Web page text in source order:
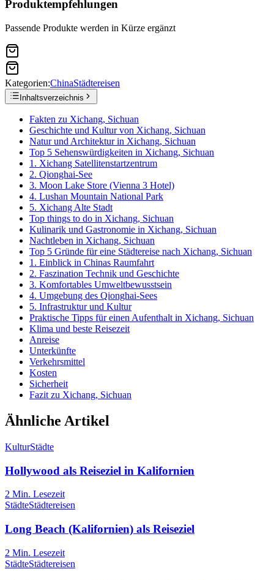
Produktempfehlungen
Passende Produkte werden in Kürze ergänzt
Kategorien:ChinaStädtereisen
Inhaltsverzeichnis
Fakten zu Xichang, Sichuan
Geschichte und Kultur von Xichang, Sichuan
Natur und Architektur in Xichang, Sichuan
Top 5 Sehenswürdigkeiten in Xichang, Sichuan
1. Xichang Satellitenstartzentrum
2. Qionghai-See
3. Moon Lake Store (Vienna 3 Hotel)
4. Lushan Mountain National Park
5. Xichang Alte Stadt
Top things to do in Xichang, Sichuan
Kulinarik und Gastronomie in Xichang, Sichuan
Nachtleben in Xichang, Sichuan
Top 5 Gründe für eine Städtereise nach Xichang, Sichuan
1. Einblick in Chinas Raumfahrt
2. Faszination Technik und Geschichte
3. Komfortables Umweltbewusstsein
4. Umgebung des Qionghai-Sees
5. Infrastruktur und Kultur
Praktische Tipps für einen Aufenthalt in Xichang, Sichuan
Klima und beste Reisezeit
Anreise
Unterkünfte
Verkehrsmittel
Kosten
Sicherheit
Fazit zu Xichang, Sichuan
Ähnliche Artikel
KulturStädte
Hollywood als Reiseziel in Kalifornien
2 Min. Lesezeit
StädteStädtereisen
Long Beach (Kalifornien) als Reiseziel
2 Min. Lesezeit
StädteStädtereisen